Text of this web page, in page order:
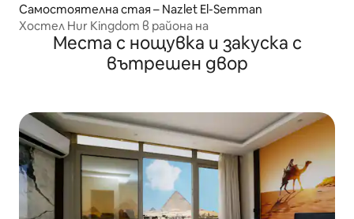
Самостоятелна стая – Nazlet El-Semman
Хостел Hur Kingdom в района на
Места с нощувка и закуска с
вътрешен двор